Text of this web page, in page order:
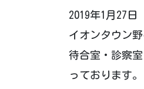
2019年1月27日
イオンタウン
待合室・診察
っております。